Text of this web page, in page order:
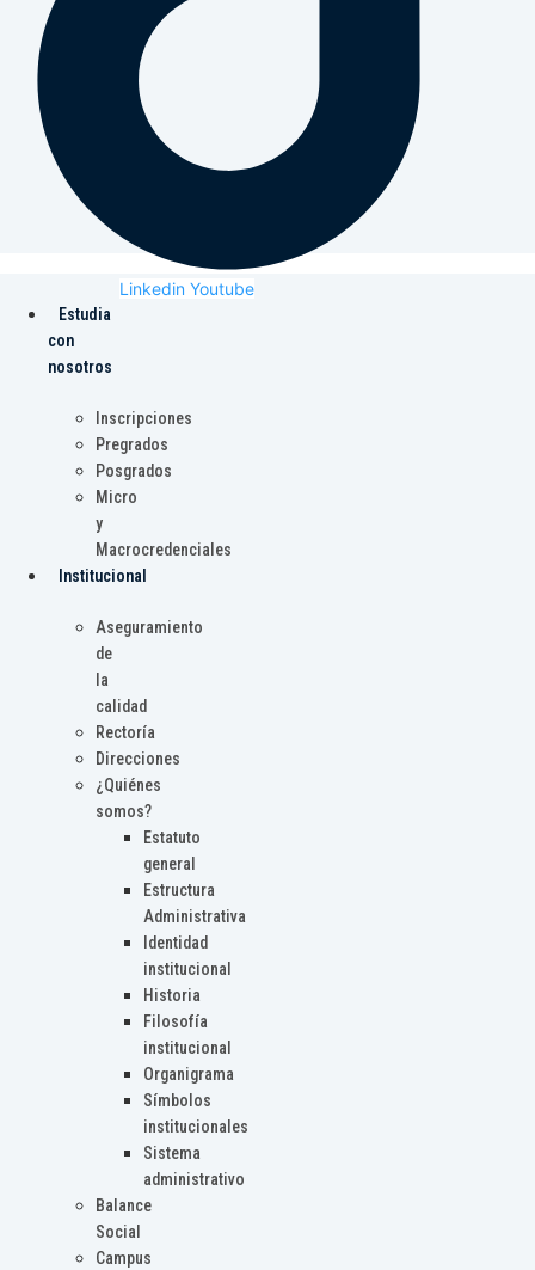
Linkedin Youtube
Estudia
con
nosotros
Inscripciones
Pregrados
Posgrados
Micro
y
Macrocredenciales
Institucional
Aseguramiento
de
la
calidad
Rectoría
Direcciones
¿Quiénes
somos?
Estatuto
general
Estructura
Administrativa
Identidad
institucional
Historia
Filosofía
institucional
Organigrama
Símbolos
institucionales
Sistema
administrativo
Balance
Social
Campus